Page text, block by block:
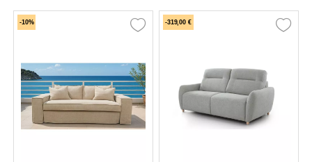
-10% -319,00 €